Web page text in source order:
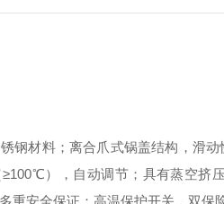
钢材料； 离合爪式锅盖结构，滑
），自动调节； 具有蒸空挤
多重安全保证：高温保护开关，双保